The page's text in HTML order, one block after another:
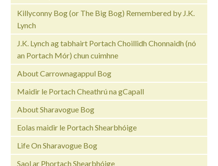
Killyconny Bog (or The Big Bog) Remembered by J.K.
Lynch
J.K. Lynch ag tabhairt Portach Choillidh Chonnaidh (nó
an Portach Mór) chun cuimhne
About Carrownagappul Bog
Maidir le Portach Cheathrú na gCapall
About Sharavogue Bog
Eolas maidir le Portach Shearbhóige
Life On Sharavogue Bog
Saol ar Phortach Shearbhóige